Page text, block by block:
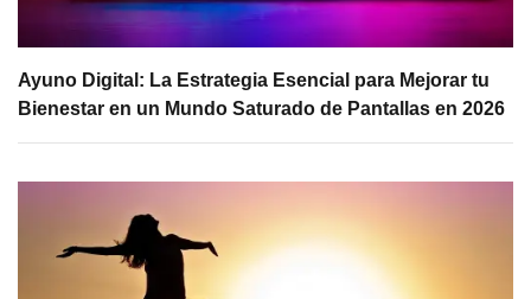
Ayuno Digital: La Estrategia Esencial para Mejorar tu
Bienestar en un Mundo Saturado de Pantallas en 2026